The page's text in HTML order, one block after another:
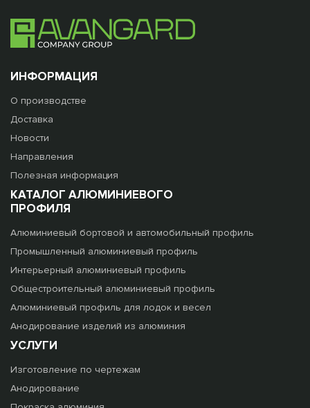
ИНФОРМАЦИЯ
О производстве
Доставка
Новости
Направления
Полезная информация
КАТАЛОГ АЛЮМИНИЕВОГО
ПРОФИЛЯ
Алюминиевый бортовой и автомобильный профиль
Промышленный алюминиевый профиль
Интерьерный алюминиевый профиль
Общестроительный алюминиевый профиль
Алюминиевый профиль для лодок и весел
Анодирование изделий из алюминия
УСЛУГИ
Изготовление по чертежам
Анодирование